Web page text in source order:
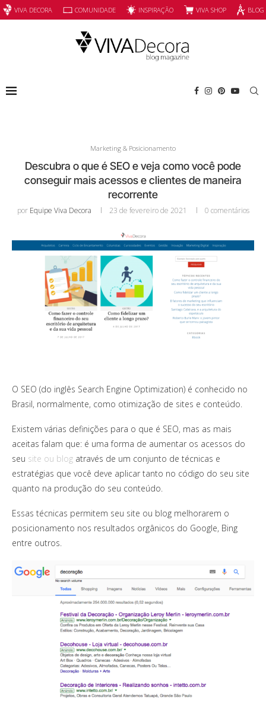
VIVA DECORA COMUNIDADE INSPIRAÇÃO VIVA SHOP
Marketing & Posicionamento
Descubra o que é SEO e veja como você pode
conseguir mais acessos e clientes de maneira
recorrente
por Equipe Viva Decora 23 de fevereiro de 2021 0 comentários
O SEO (do inglês Search Engine Optimization) é conhecido no
Brasil, normalmente, como otimização de sites e conteúdo.
Existem várias definições para o que é SEO, mas as mais
aceitas falam que: é uma forma de aumentar os acessos do
seu site ou blog através de um conjunto de técnicas e
estratégias que você deve aplicar tanto no código do seu site
quanto na produção do seu conteúdo.
Essas técnicas permitem seu site ou blog melhorarem o
posicionamento nos resultados orgânicos do Google, Bing
entre outros.